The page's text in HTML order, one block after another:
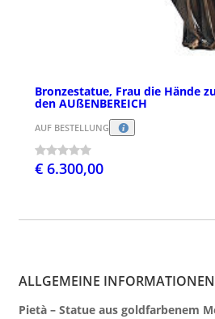
Bronzestatue, Frau die Hände
den AUßENBEREICH
AUF BESTELLUNG
€ 6.300,00
ALLGEMEINE
Pietà – Statue aus goldfarbenem